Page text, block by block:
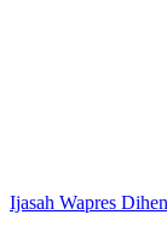
Ijasah Wapres